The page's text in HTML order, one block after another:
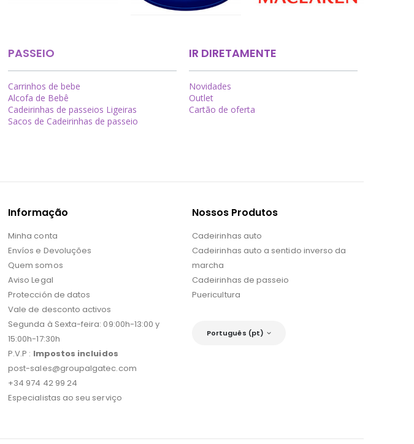
PASSEIO
Carrinhos de bebe
Alcofa de Bebê
Cadeirinhas de passeios Ligeiras
Sacos de Cadeirinhas de passeio
IR DIRETAMENTE
Novidades
Outlet
Cartão de oferta
Informação
Minha conta
Envíos e Devoluções
Quem somos
Aviso Legal
Protección de datos
Vale de desconto activos
Segunda à Sexta-feira: 09:00h-13:00 y
15:00h-17:30h
P.V.P : Impostos incluidos
post-sales@groupalgatec.com
+34 974 42 99 24
Especialistas ao seu serviço
Nossos Produtos
Cadeirinhas auto
Cadeirinhas auto a sentido inverso da
marcha
Cadeirinhas de passeio
Puericultura
Português (pt)